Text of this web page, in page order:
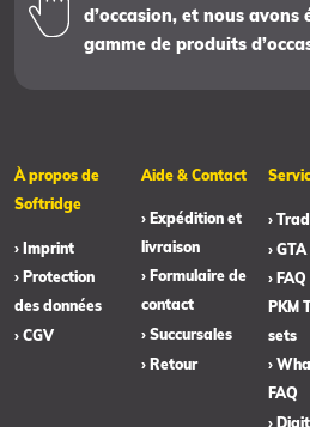
d’occasion, et nous
gamme de produits
À propos de
Softridge
› Imprint
› Protection
des données
› CGV
Aide & Contact
› Expédition et
livraison
› Formulaire de
contact
› Succursales
› Retour
›
›
›
PKM
sets
›
FAQ
›